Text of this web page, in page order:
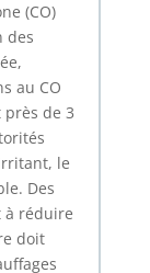
(CO)
des
au CO
de 3
le
Des
à réduire
doit